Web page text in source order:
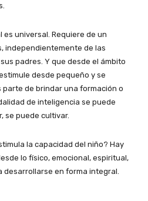
universal. Requiere de un
independientemente de las
padres. Y que desde el ámbito
desde pequeño y se
parte de brindar una formación o
de inteligencia se puede
se puede cultivar.
la capacidad del niño? Hay
lo físico, emocional, espiritual,
en forma integral.